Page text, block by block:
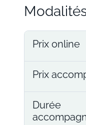
Prix online
Prix
Durée